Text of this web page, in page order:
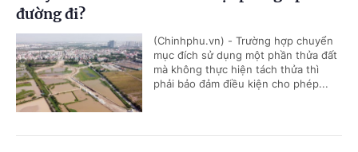
đường đi?
(Chinhphu.vn) - Trường hợp chuyển
mục đích sử dụng một phần thửa đất
mà không thực hiện tách thửa thì
phải bảo đảm điều kiện cho phép...